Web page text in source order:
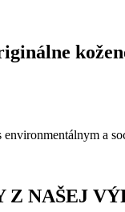
environmentálnym a
Z NAŠEJ